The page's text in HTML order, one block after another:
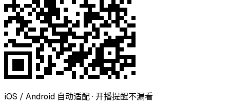
iOS / Android 自动适配 · 开播提醒不漏看